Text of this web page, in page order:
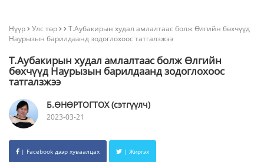
Нүүр Улс төр
Т.Аубакирын худал амлалтаас болж Өлгийн бөхчүүд
Наурызын барилдаанд зодоглохоос татгалзжээ
Т.Аубакирын худал амлалтаас болж Өлгийн
бөхчүүд Наурызын барилдаанд зодоглохоос
татгалзжээ
Б.ӨНӨРТОГТОХ (сэтгүүлч)
2023-03-21
| Facebook дээр хуваалцах | Жиргэх